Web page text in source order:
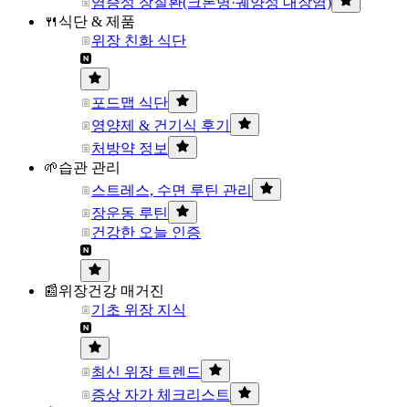
🍴식단 & 제품
위장 친화 식단
포드맵 식단
영양제 & 건기식 후기
처방약 정보
🌱습관 관리
스트레스, 수면 루틴 관리
장운동 루틴
건강한 오늘 인증
📰위장건강 매거진
기초 위장 지식
최신 위장 트렌드
증상 자가 체크리스트